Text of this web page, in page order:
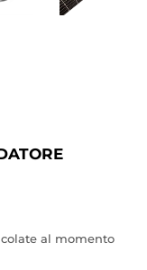
al momento